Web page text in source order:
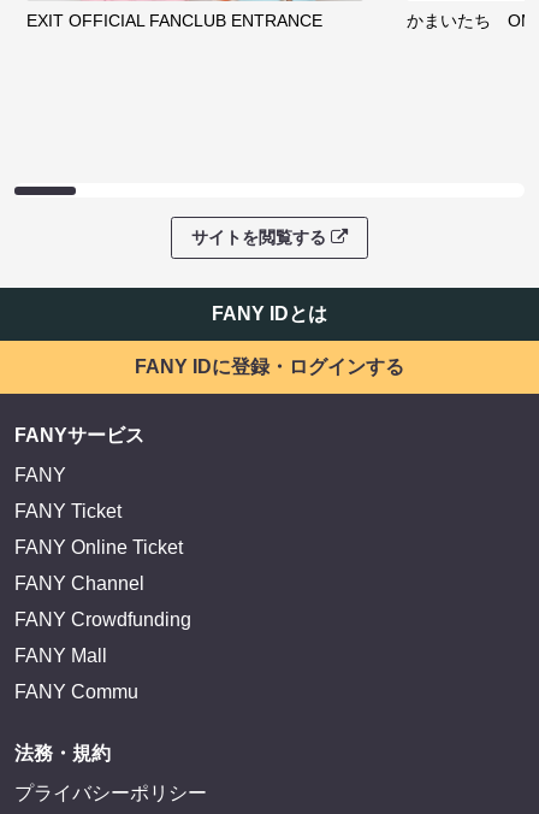
EXIT OFFICIAL FANCLUB ENTRANCE かまいたち
サイトを閲覧する
FANY IDとは
FANY IDに登録・ログインする
FANYサービス
FANY
FANY Ticket
FANY Online Ticket
FANY Channel
FANY Crowdfunding
FANY Mall
FANY Commu
法務・規約
プライバシーポリシー